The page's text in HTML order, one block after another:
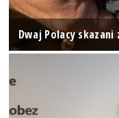
Dwaj Polacy